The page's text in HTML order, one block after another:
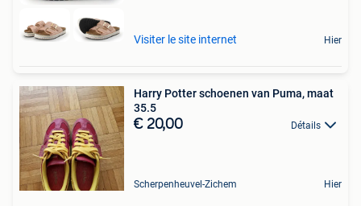
Visiter le site internet Hier
Harry Potter schoenen van Puma, maat
35.5
€ 20,00 Détails
Scherpenheuvel-Zichem Hier